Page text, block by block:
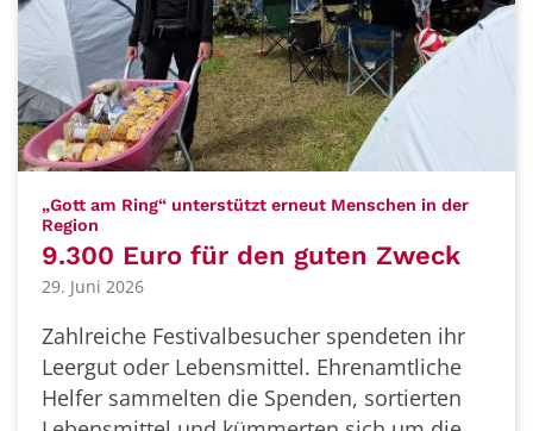
„Gott am Ring“ unterstützt erneut Menschen in der
Region
9.300 Euro für den guten Zweck
29. Juni 2026
Zahlreiche Festivalbesucher spendeten ihr
Leergut oder Lebensmittel. Ehrenamtliche
Helfer sammelten die Spenden, sortierten